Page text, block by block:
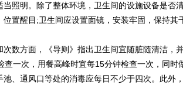
当照明。除了整体环境，卫生间的设施设备是否
位置醒目;卫生间应设置面镜，安装牢固，保持
方面，《导则》指出卫生间宜随脏随清洁，
查一次，用餐高峰时宜每15分钟检查一次，同
池、通风口等处的消毒应每日不少于四次。此外